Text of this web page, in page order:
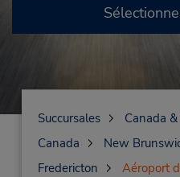
Succursales
Canada
Canada
New
Fredericton
Aéroport